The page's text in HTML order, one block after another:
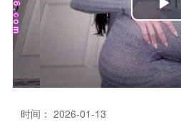
时间： 2026-01-13